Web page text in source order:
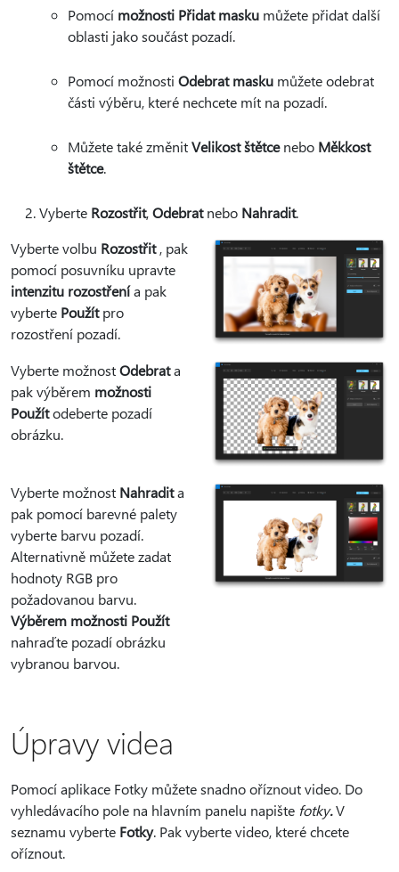
Pomocí možnosti Přidat masku můžete přidat další
oblasti jako součást pozadí.
Pomocí možnosti Odebrat masku můžete odebrat
části výběru, které nechcete mít na pozadí.
Můžete také změnitVelikost štětcenebo Měkkost
štětce.
Vyberte Rozostřit,Odebratnebo Nahradit.
Vyberte volbu Rozostřit, pak
pomocí posuvníku upravte
intenzitu rozostřenía pak
vyberte Použítpro
rozostření pozadí.
Vyberte možnostOdebrata
pak výběrem možnosti
Použítodeberte pozadí
obrázku.
Vyberte možnost Nahradita
pak pomocí barevné palety
vyberte barvu pozadí.
Alternativně můžete zadat
hodnoty RGB pro
požadovanou barvu.
Výběrem možnosti Použít
nahraďte pozadí obrázku
vybranou barvou.
Úpravy videa
Pomocí aplikace Fotky můžete snadno oříznout video. Do
vyhledávacího pole na hlavním panelu napište fotky.V
seznamu vyberte Fotky. Pak vyberte video, které chcete
oříznout.